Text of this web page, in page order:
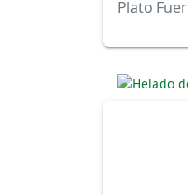
Plato